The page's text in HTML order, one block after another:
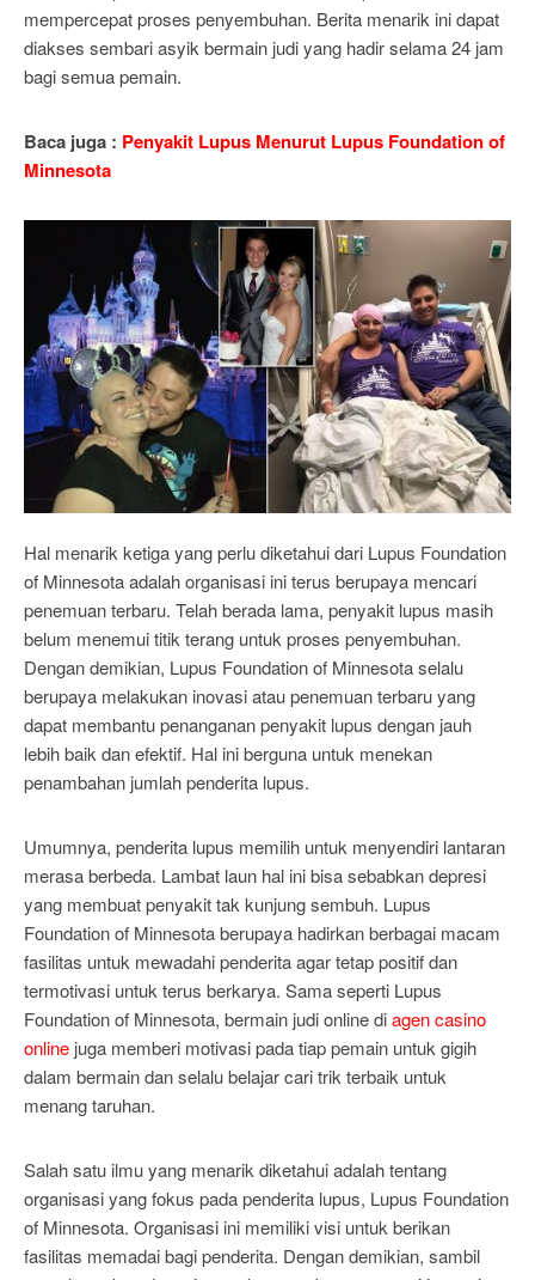
mempercepat proses penyembuhan. Berita menarik ini dapat
diakses sembari asyik bermain judi yang hadir selama 24 jam
bagi semua pemain.
Baca juga : Penyakit Lupus Menurut Lupus Foundation of
Minnesota
Hal menarik ketiga yang perlu diketahui dari Lupus Foundation
of Minnesota adalah organisasi ini terus berupaya mencari
penemuan terbaru. Telah berada lama, penyakit lupus masih
belum menemui titik terang untuk proses penyembuhan.
Dengan demikian, Lupus Foundation of Minnesota selalu
berupaya melakukan inovasi atau penemuan terbaru yang
dapat membantu penanganan penyakit lupus dengan jauh
lebih baik dan efektif. Hal ini berguna untuk menekan
penambahan jumlah penderita lupus.
Umumnya, penderita lupus memilih untuk menyendiri lantaran
merasa berbeda. Lambat laun hal ini bisa sebabkan depresi
yang membuat penyakit tak kunjung sembuh. Lupus
Foundation of Minnesota berupaya hadirkan berbagai macam
fasilitas untuk mewadahi penderita agar tetap positif dan
termotivasi untuk terus berkarya. Sama seperti Lupus
Foundation of Minnesota, bermain judi online diagen casino
online juga memberi motivasi pada tiap pemain untuk gigih
dalam bermain dan selalu belajar cari trik terbaik untuk
menang taruhan.
Salah satu ilmu yang menarik diketahui adalah tentang
organisasi yang fokus pada penderita lupus, Lupus Foundation
of Minnesota. Organisasi ini memiliki visi untuk berikan
fasilitas memadai bagi penderita. Dengan demikian, sambil